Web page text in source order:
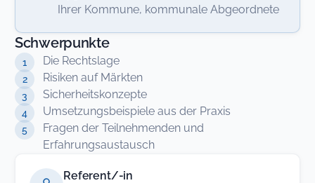
Ihrer Kommune, kommunale Abgeordnete
Schwerpunkte
Die Rechtslage
Risiken auf Märkten
Sicherheitskonzepte
Umsetzungsbeispiele aus der Praxis
Fragen der Teilnehmenden und
Erfahrungsaustausch
Referent/-in